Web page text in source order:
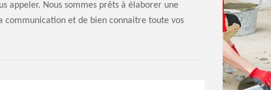
appeler. Nous sommes prêts à élaborer une
communication et de bien connaitre toute vos